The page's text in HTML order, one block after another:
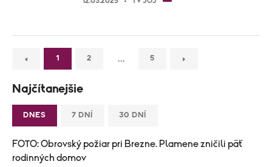
1 2 … 5
Najčítanejšie
DNES 7 DNÍ 30 DNÍ
FOTO: Obrovský požiar pri Brezne. Plamene zničili päť
rodinných domov